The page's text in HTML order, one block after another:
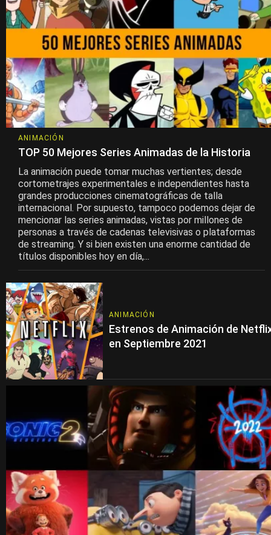
ANIMACIÓN
TOP 50 Mejores Series Animadas de la Historia
La animación puede tomar muchas vertientes; desde
cortometrajes experimentales e independientes hasta
grandes producciones cinematográficas de talla
internacional. Por supuesto, tampoco podemos dejar de
mencionar las series animadas, vistas por millones de
personas a través de cadenas televisivas o plataformas
de streaming. Y si bien existen una enorme cantidad de
títulos disponibles hoy en día,...
ANIMACIÓN
Estrenos de Animación de
en Septiembre 2021